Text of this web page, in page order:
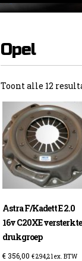
Home»Motorisch/
Opel
Toont alle 12
Astra F/Kadett E 2.0
16v C20XE versterkte
drukgroep
€ 356,00 €294,21ex. BTW